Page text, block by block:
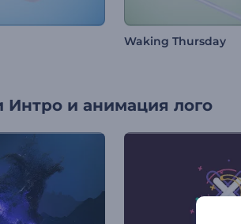
Waking Thursday
Интро и анимация лого